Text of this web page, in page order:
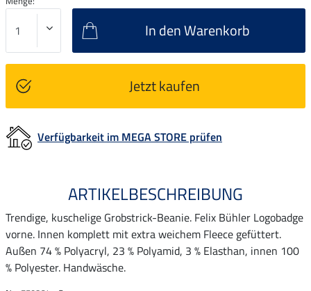
In den Warenkorb
Jetzt kaufen
Verfügbarkeit im MEGA STORE prüfen
ARTIKELBESCHREIBUNG
Trendige, kuschelige Grobstrick-Beanie. Felix Bühler Logobadge
vorne. Innen komplett mit extra weichem Fleece gefüttert.
Außen 74 % Polyacryl, 23 % Polyamid, 3 % Elasthan, innen 100
% Polyester. Handwäsche.